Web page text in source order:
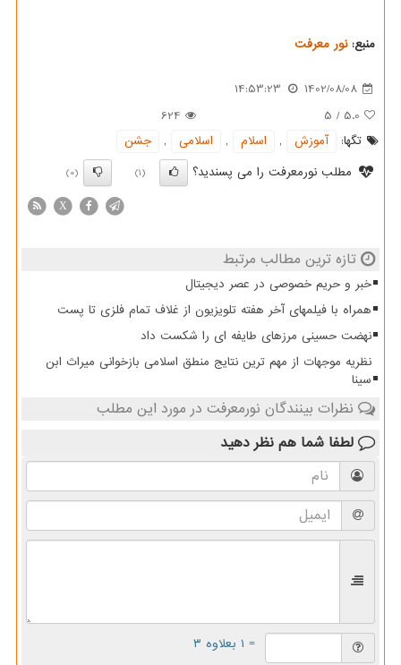
منبع:نور معرفت
1402/08/08
14:53:23
5.0
/
5
624
تگها:
آموزش , اسلام , اسلامی ,
جشن
مطلب نورمعرفت را می پسندید؟
(1)
(0)
X
تازه ترین مطالب مرتبط
خبر و حریم خصوصی در عصر دیجیتال
همراه با فیلمهای آخر هفته تلویزیون از غلاف تمام فلزی تا پست
نهضت حسینی مرزهای طایفه ای را شکست داد
نظریه موجهات از مهم ترین نتایج منطق اسلامی بازخوانی میراث ابن
سینا
نظرات بینندگان نورمعرفت در مورد این مطلب
لطفا شما هم نظر دهید
= ۱ بعلاوه ۳